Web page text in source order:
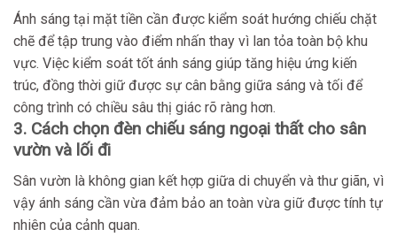
Ánh sáng tại mặt tiền cần được kiểm soát hướng chiếu chặt
chẽ để tập trung vào điểm nhấn thay vì lan tỏa toàn bộ khu
vực. Việc kiểm soát tốt ánh sáng giúp tăng hiệu ứng kiến
trúc, đồng thời giữ được sự cân bằng giữa sáng và tối để
công trình có chiều sâu thị giác rõ ràng hơn.
3. Cách chọn đèn chiếu sáng ngoại thất cho sân
vườn và lối đi
Sân vườn là không gian kết hợp giữa di chuyển và thư giãn, vì
vậy ánh sáng cần vừa đảm bảo an toàn vừa giữ được tính tự
nhiên của cảnh quan.